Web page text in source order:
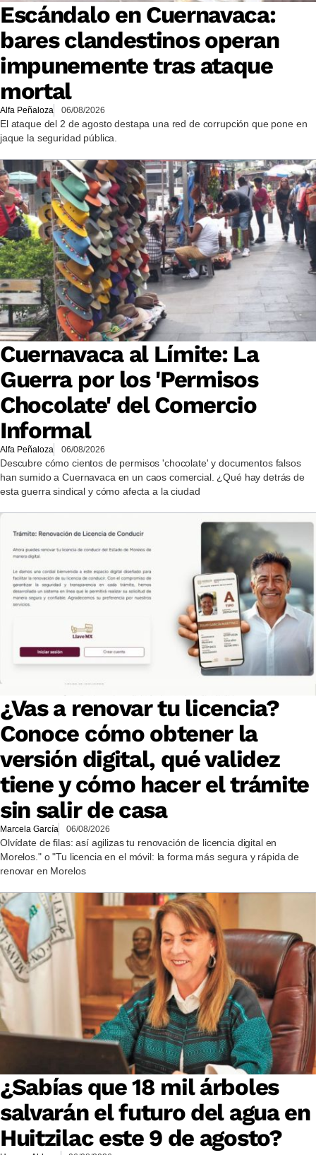
Escándalo en Cuernavaca:
bares clandestinos operan
impunemente tras ataque
mortal
Alfa Peñaloza 06/08/2026
El ataque del 2 de agosto destapa una red de corrupción que pone en
jaque la seguridad pública.
Cuernavaca al Límite: La
Guerra por los 'Permisos
Chocolate' del Comercio
Informal
Alfa Peñaloza 06/08/2026
Descubre cómo cientos de permisos 'chocolate' y documentos falsos
han sumido a Cuernavaca en un caos comercial. ¿Qué hay detrás de
esta guerra sindical y cómo afecta a la ciudad
¿Vas a renovar tu licencia?
Conoce cómo obtener la
versión digital, qué validez
tiene y cómo hacer el trámite
sin salir de casa
Marcela García 06/08/2026
Olvídate de filas: así agilizas tu renovación de licencia digital en
Morelos." o "Tu licencia en el móvil: la forma más segura y rápida de
renovar en Morelos
¿Sabías que 18 mil árboles
salvarán el futuro del agua en
Huitzilac este 9 de agosto?